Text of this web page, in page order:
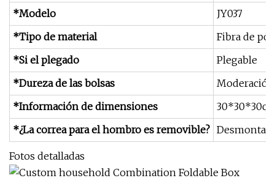
*Modelo
JY037
*Tipo de material
Fibra de
*Si el plegado
Plegable
*Dureza de las bolsas
Moderación
*Información de dimensiones
*¿La correa para el hombro es removible?
Fotos detalladas